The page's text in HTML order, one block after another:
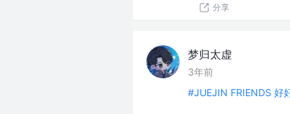
分享
梦归太虚
3年前
#JUEJIN FRIENDS 好